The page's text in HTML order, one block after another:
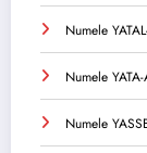
Numele
Numele
Numele